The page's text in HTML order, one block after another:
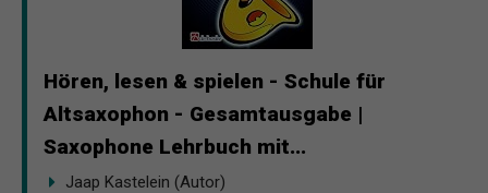
Hören, lesen & spielen - Schule für
Altsaxophon - Gesamtausgabe |
Saxophone Lehrbuch mit...
Jaap Kastelein (Autor)